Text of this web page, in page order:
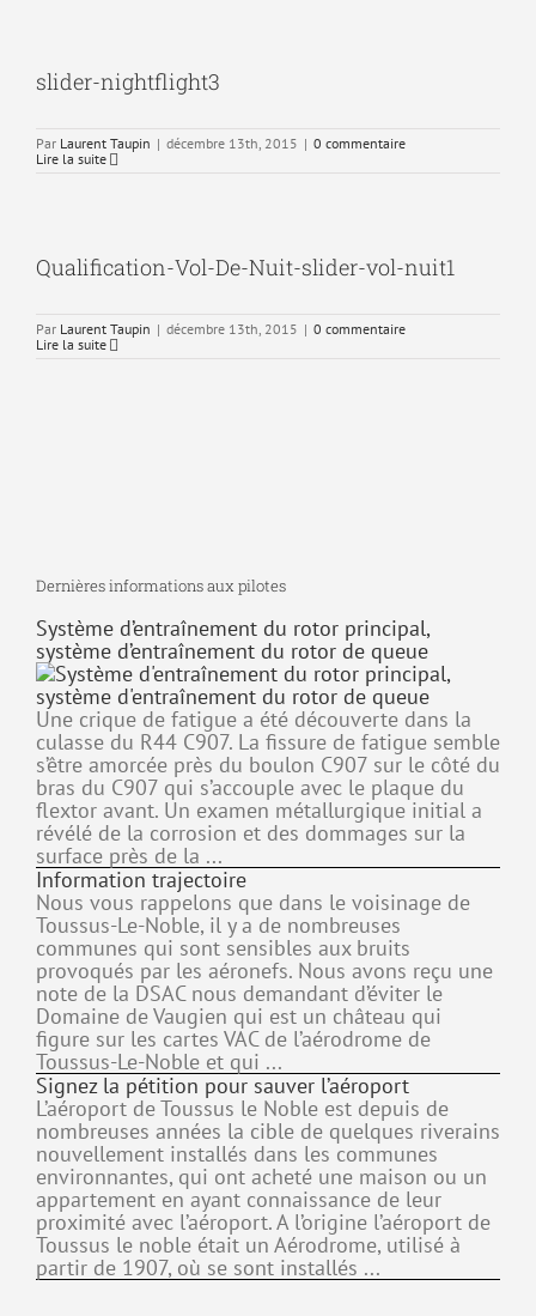
slider-nightflight3
Par Laurent Taupin | décembre 13th, 2015 | 0 commentaire
Lire la suite
Qualification-Vol-De-Nuit-slider-vol-nuit1
Par Laurent Taupin | décembre 13th, 2015 | 0 commentaire
Lire la suite
Dernières informations aux pilotes
Système d’entraînement du rotor principal,
système d’entraînement du rotor de queue
Une crique de fatigue a été découverte dans la
culasse du R44 C907. La fissure de fatigue semble
s’être amorcée près du boulon C907 sur le côté du
bras du C907 qui s’accouple avec le plaque du
flextor avant. Un examen métallurgique initial a
révélé de la corrosion et des dommages sur la
surface près de la ...
Information trajectoire
Nous vous rappelons que dans le voisinage de
Toussus-Le-Noble, il y a de nombreuses
communes qui sont sensibles aux bruits
provoqués par les aéronefs. Nous avons reçu une
note de la DSAC nous demandant d’éviter le
Domaine de Vaugien qui est un château qui
figure sur les cartes VAC de l’aérodrome de
Toussus-Le-Noble et qui ...
Signez la pétition pour sauver l’aéroport
L’aéroport de Toussus le Noble est depuis de
nombreuses années la cible de quelques riverains
nouvellement installés dans les communes
environnantes, qui ont acheté une maison ou un
appartement en ayant connaissance de leur
proximité avec l’aéroport. A l’origine l’aéroport de
Toussus le noble était un Aérodrome, utilisé à
partir de 1907, où se sont installés ...